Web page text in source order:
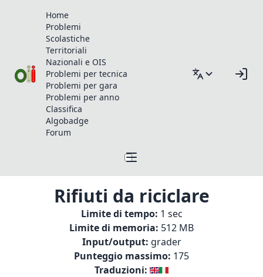
Home
Problemi
Scolastiche
Territoriali
Nazionali e OIS
Problemi per tecnica
Problemi per gara
Problemi per anno
Classifica
Algobadge
Forum
Rifiuti da riciclare
Limite di tempo: 1 sec
Limite di memoria: 512 MB
Input/output: grader
Punteggio massimo: 175
Traduzioni: